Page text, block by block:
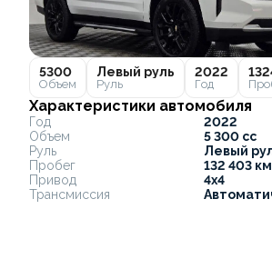
5300
Объем
Левый руль
Руль
2022
Год
Характеристики автомобиля
Год
2022
Объем
5 300 cc
Руль
Левый
Пробег
132 403 км
Привод
4x4
Трансмиссия